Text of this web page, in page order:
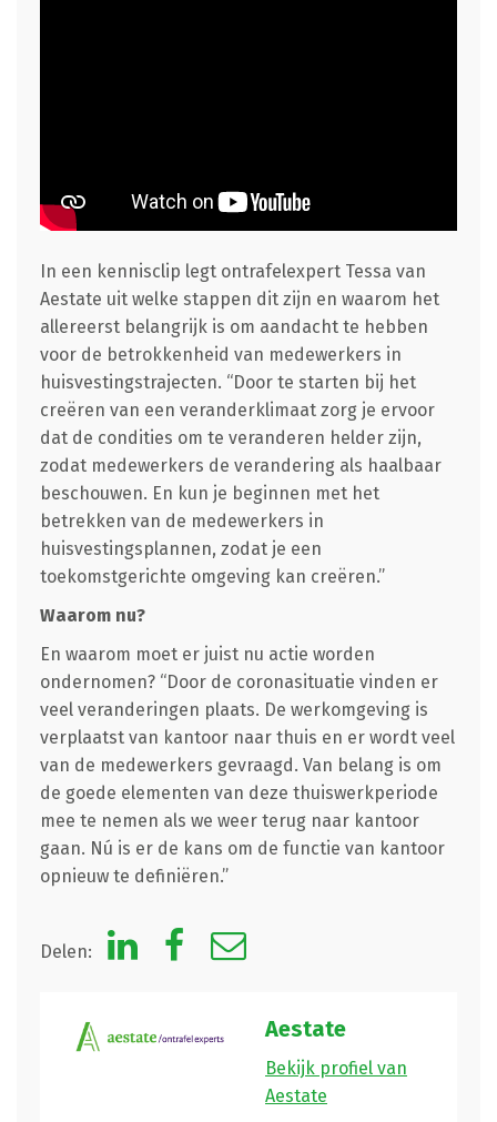
In een kennisclip legt ontrafelexpert Tessa van
Aestate uit welke stappen dit zijn en waarom het
allereerst belangrijk is om aandacht te hebben
voor de betrokkenheid van medewerkers in
huisvestingstrajecten. “Door te starten bij het
creëren van een veranderklimaat zorg je ervoor
dat de condities om te veranderen helder zijn,
zodat medewerkers de verandering als haalbaar
beschouwen. En kun je beginnen met het
betrekken van de medewerkers in
huisvestingsplannen, zodat je een
toekomstgerichte omgeving kan creëren.”
Waarom nu?
En waarom moet er juist nu actie worden
ondernomen? “Door de coronasituatie vinden er
veel veranderingen plaats. De werkomgeving is
verplaatst van kantoor naar thuis en er wordt veel
van de medewerkers gevraagd. Van belang is om
de goede elementen van deze thuiswerkperiode
mee te nemen als we weer terug naar kantoor
gaan. Nú is er de kans om de functie van kantoor
opnieuw te definiëren.”
Delen:
Aestate
Bekijk profiel van
Aestate